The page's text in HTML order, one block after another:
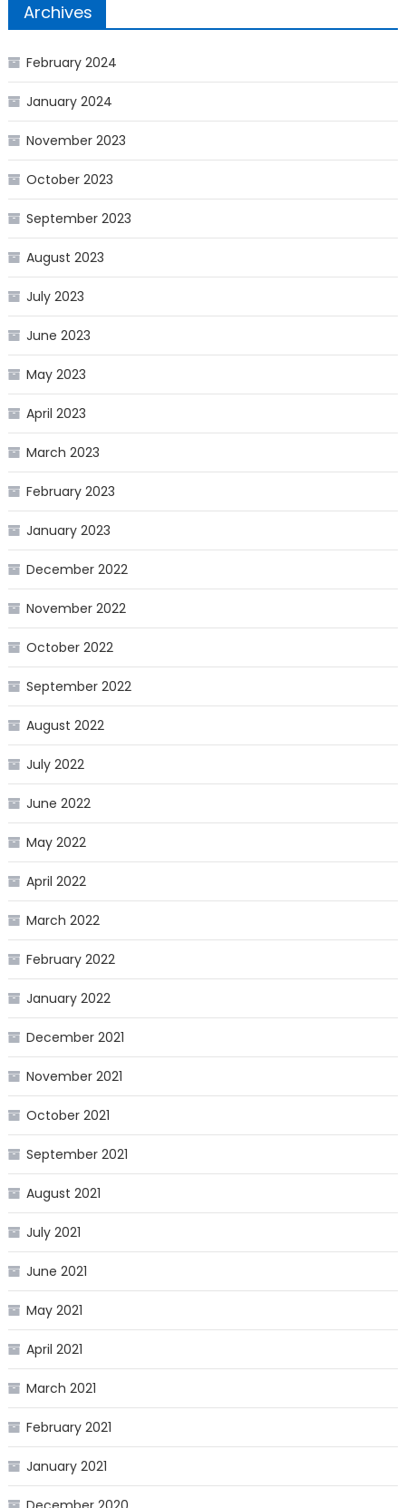
Archives
February 2024
January 2024
November 2023
October 2023
September 2023
August 2023
July 2023
June 2023
May 2023
April 2023
March 2023
February 2023
January 2023
December 2022
November 2022
October 2022
September 2022
August 2022
July 2022
June 2022
May 2022
April 2022
March 2022
February 2022
January 2022
December 2021
November 2021
October 2021
September 2021
August 2021
July 2021
June 2021
May 2021
April 2021
March 2021
February 2021
January 2021